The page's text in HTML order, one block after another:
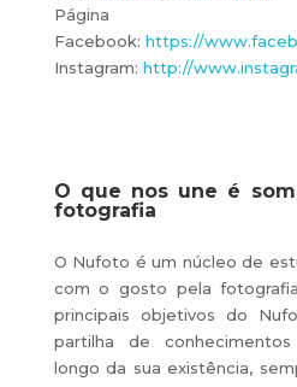
Página
Facebook: https://
Instagram: http://
O que nos une é
fotografia
O Nufoto é um núcleo de
com o gosto pela
principais objetivos do
partilha de
longo da sua existência,